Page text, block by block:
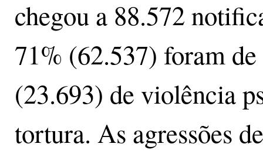
chegou a 88.572
71% (62.537) foram
(23.693) de violência
tortura. As agressões